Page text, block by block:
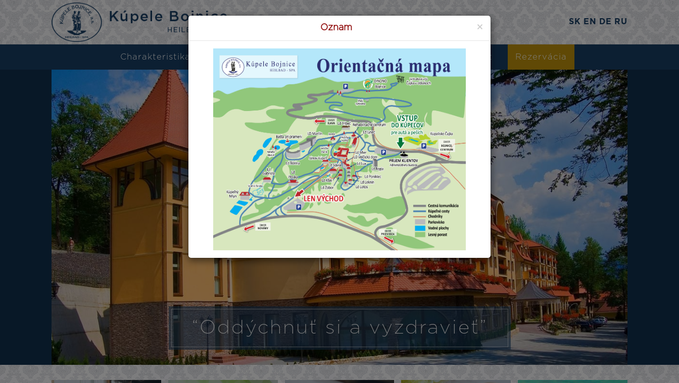
SK EN DE RU
Charakteristika História Ubytovanie Stravovanie Kontakt Rezervácia
“Oddýchnuť si a vyzdravieť”
×
Oznam